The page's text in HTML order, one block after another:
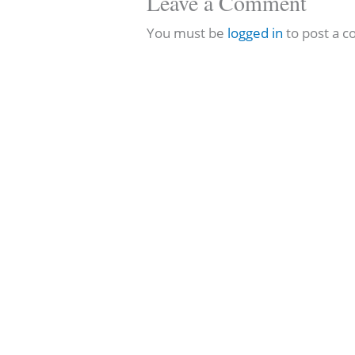
You must be logged in to post a